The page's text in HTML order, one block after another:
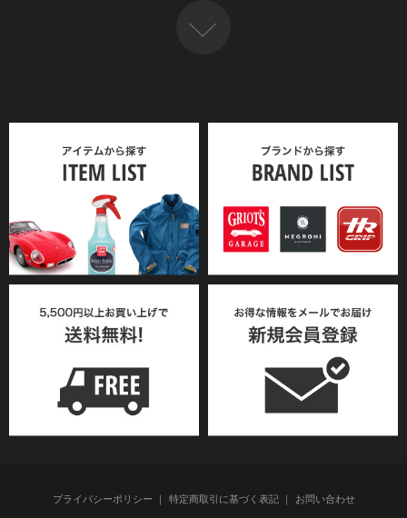
プライバシーポリシー 特定商取引に基づく表記 お問い合わせ